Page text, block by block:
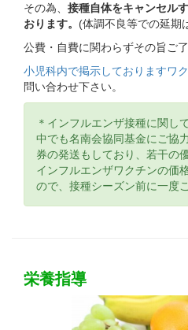
その為、 接種自体をキャンセル
おります。 (体調不良等での延期
公費・自費に関わらずその旨ご了
小児科内で掲示しておりますワ
問い合わせ下さい。
＊インフルエンザ接種に関し
中でも名南会協同基金にご協
券の発送もしており、若干の
インフルエンザワクチンの価
ので、接種シーズン前に一度
栄養指導